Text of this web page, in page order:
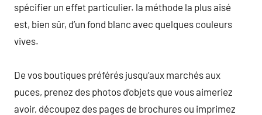
spécifier un effet particulier. la méthode la plus aisé
est, bien sûr, d’un fond blanc avec quelques couleurs
vives.
De vos boutiques préférés jusqu’aux marchés aux
puces, prenez des photos d’objets que vous aimeriez
avoir, découpez des pages de brochures ou imprimez